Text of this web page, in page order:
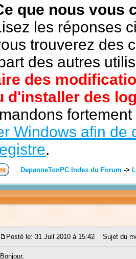
que nous vous
les réponses
trouverez des
des autres
des
d'installer des
Windows afin de
.
DepanneTonPC Index du Forum ->
Posté le: 31 Juil 2010 à 15:42 Sujet du
Bonjour,